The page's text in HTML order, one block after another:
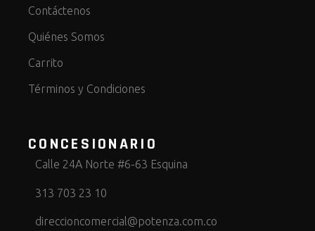
Contáctenos
Quiénes Somos
Carrito
Términos y Condiciones
CONCESIONARIO
Calle 24A Norte #6-63 Esquina
313 703 23 10
direccioncomercial@potenza.com.co